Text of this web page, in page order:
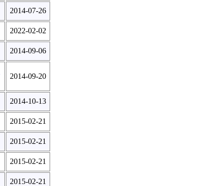
2014-07-26
2022-02-02
2014-09-06
2014-09-20
2014-10-13
2015-02-21
2015-02-21
2015-02-21
2015-02-21